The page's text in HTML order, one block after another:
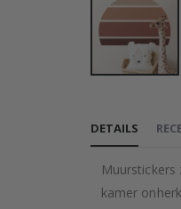
het
van
de
DETAILS
kamer